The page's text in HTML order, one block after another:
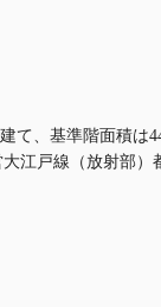
、基準階面積は
江戸線（放射部）